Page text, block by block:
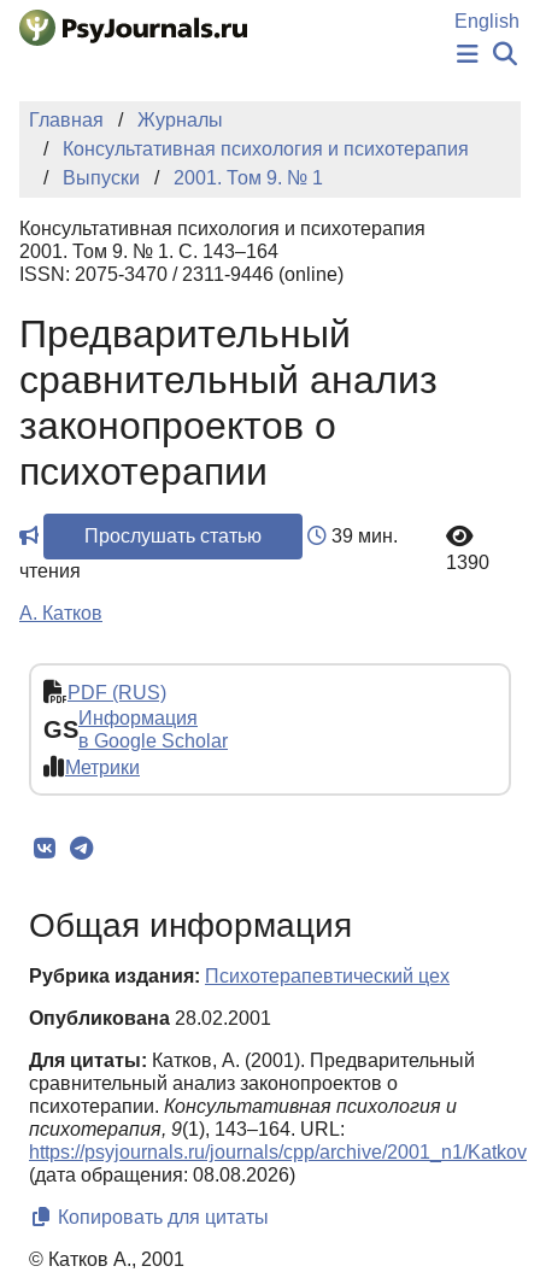
Перейти к основному содержанию
English
НОВОСТИ
АВТОРЫ
КЛЮЧЕВЫЕ СЛОВА
Регистрация
Главная
Журналы
Консультативная психология и психотерапия
Выпуски
2001. Том 9. № 1
Консультативная психология и психотерапия
2001. Том 9. № 1. С. 143–164
ISSN: 2075-3470 / 2311-9446 (online)
Предварительный
сравнительный анализ
законопроектов о
психотерапии
Прослушать статью
39 мин.
чтения
1390
А. Катков
PDF (RUS)
GSИнформация
в Google Scholar
Метрики
Общая информация
Рубрика издания: Психотерапевтический цех
Опубликована 28.02.2001
Для цитаты: Катков, А. (2001). Предварительный
сравнительный анализ законопроектов о
психотерапии. Консультативная психология и
психотерапия, 9(1), 143–164. URL:
https://psyjournals.ru/journals/cpp/archive/2001_n1/Katkov
(дата обращения: 08.08.2026)
Копировать для цитаты
© Катков А., 2001